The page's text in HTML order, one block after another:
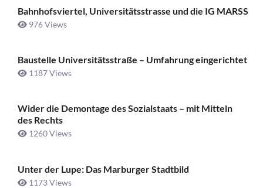
Bahnhofsviertel, Universitätsstrasse und die IG MARSS
976 Views
Baustelle Universitätsstraße ­– Umfahrung eingerichtet
1187 Views
Wider die Demontage des Sozialstaats – mit Mitteln
des Rechts
1260 Views
Unter der Lupe: Das Marburger Stadtbild
1173 Views